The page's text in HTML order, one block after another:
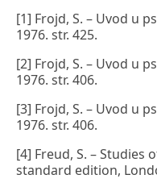
[1] Frojd, S. – Uvod u
1976. str. 425.
[2] Frojd, S. – Uvod u
1976. str. 406.
[3] Frojd, S. – Uvod u
1976. str. 406.
[4] Freud, S. – Studies
standard edition,